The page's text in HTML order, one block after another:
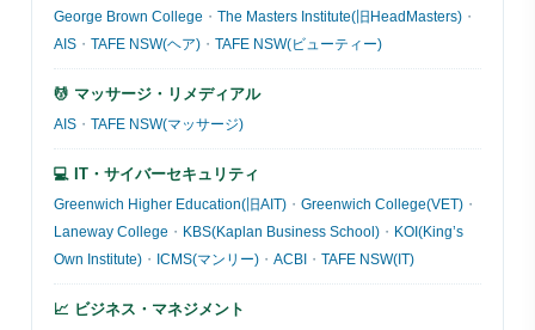
George Brown College ・ The Masters Institute(旧HeadMasters) ・
AIS ・ TAFE NSW(ヘア) ・ TAFE NSW(ビューティー)
💆 マッサージ・リメディアル
AIS ・ TAFE NSW(マッサージ)
💻 IT・サイバーセキュリティ
Greenwich Higher Education(旧AIT) ・ Greenwich College(VET) ・
Laneway College ・ KBS(Kaplan Business School) ・ KOI(King’s
Own Institute) ・ ICMS(マンリー) ・ ACBI ・ TAFE NSW(IT)
📈 ビジネス・マネジメント